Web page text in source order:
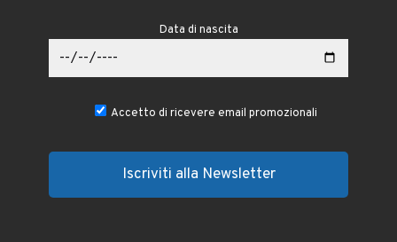
Data di nascita
Accetto di ricevere email promozionali